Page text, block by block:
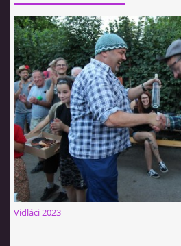
FOTOALBUM
CESTA KOLEM SVĚTA 2014 - VIDEO
VIDLÁCKÝ VÍCEBOJ 2023
CENÍK
Vidláci 2023